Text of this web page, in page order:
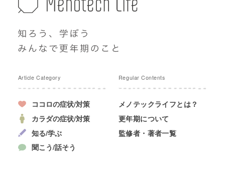
Article Category
ココロの症状/対策
カラダの症状/対策
知る/学ぶ
聞こう/話そう
Regular Contents
メノテックライフとは？
更年期について
監修者・著者一覧